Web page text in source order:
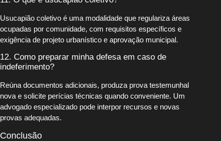
Usucapião coletivo é uma modalidade que regulariza áreas
ocupadas por comunidade, com requisitos específicos e
exigência de projeto urbanístico e aprovação municipal.
12. Como preparar minha defesa em caso de
indeferimento?
Reúna documentos adicionais, produza prova testemunhal
nova e solicite perícias técnicas quando conveniente. Um
advogado especializado pode interpor recursos e novas
provas adequadas.
Conclusão